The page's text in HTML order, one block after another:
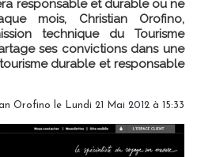
responsable et durable ou ne
mois, Christian Orofino,
technique du Tourisme
ses convictions dans une
durable et responsable
Orofino le Lundi 21 Mai 2012 à 15:33